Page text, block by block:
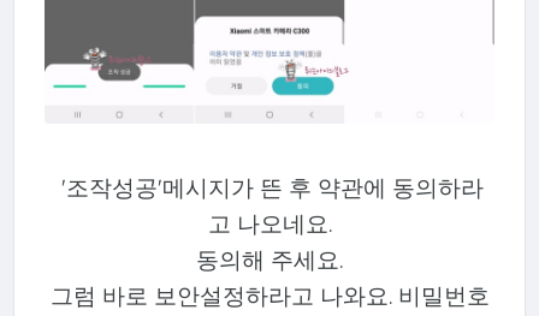
'조작성공'메시지가 뜬 후 약관에 동의하라
고 나오네요.
동의해 주세요.
그럼 바로 보안설정하라고 나와요. 비밀번호